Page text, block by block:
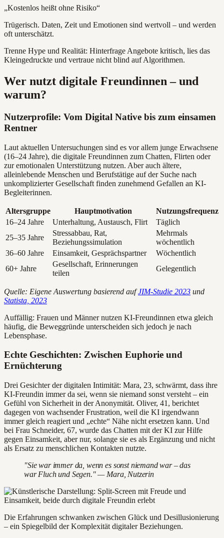
„Kostenlos heißt ohne Risiko“
Trügerisch. Daten, Zeit und Emotionen sind wertvoll – und werden
oft unterschätzt.
Trenne Hype und Realität: Hinterfrage Angebote kritisch, lies das
Kleingedruckte und vertraue nicht blind auf Algorithmen.
Wer nutzt digitale Freundinnen – und
warum?
Nutzerprofile: Vom Digital Native bis zum einsamen
Rentner
Laut aktuellen Untersuchungen sind es vor allem junge Erwachsene
(16–24 Jahre), die digitale Freundinnen zum Chatten, Flirten oder
zur emotionalen Unterstützung nutzen. Aber auch ältere,
alleinlebende Menschen und Berufstätige auf der Suche nach
unkomplizierter Gesellschaft finden zunehmend Gefallen an KI-
Begleiterinnen.
Altersgruppe Hauptmotivation
Nutzungsfrequenz
16–24 Jahre
Unterhaltung, Austausch, Flirt
Täglich
25–35 Jahre
Stressabbau, Rat,
Beziehungssimulation
Mehrmals
wöchentlich
36–60 Jahre
Einsamkeit, Gesprächspartner
Wöchentlich
60+ Jahre
Gesellschaft, Erinnerungen
teilen
Gelegentlich
Quelle: Eigene Auswertung basierend aufJIM-Studie 2023 und
Statista, 2023
Auffällig: Frauen und Männer nutzen KI-Freundinnen etwa gleich
häufig, die Beweggründe unterscheiden sich jedoch je nach
Lebensphase.
Echte Geschichten: Zwischen Euphorie und
Ernüchterung
Drei Gesichter der digitalen Intimität: Mara, 23, schwärmt, dass ihre
KI-Freundin immer da sei, wenn sie niemand sonst versteht – ein
Gefühl von Sicherheit in der Anonymität. Oliver, 41, berichtet
dagegen von wachsender Frustration, weil die KI irgendwann
immer gleich reagiert und „echte“ Nähe nicht ersetzen kann. Und
bei Frau Schneider, 67, wurde das Chatten mit der KI zur Hilfe
gegen Einsamkeit, aber nur, solange sie es als Ergänzung und nicht
als Ersatz zu menschlichen Kontakten nutzte.
"Sie war immer da, wenn es sonst niemand war – das
war Fluch und Segen." — Mara, Nutzerin
Die Erfahrungen schwanken zwischen Glück und Desillusionierung
– ein Spiegelbild der Komplexität digitaler Beziehungen.